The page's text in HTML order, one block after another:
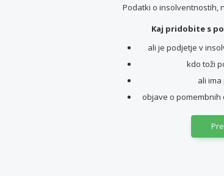
Podatki o insolventnostih,
Kaj pridobite s
ali je podjetje v
kdo toži
ali
objave o pomembnih